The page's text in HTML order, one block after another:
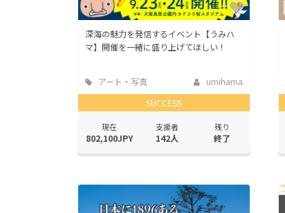
深海の魅力を発信するイベント【うみハ
マ】開催を一緒に盛り上げてほしい！
アート・写真
umihama
SUCCESS
現在
802,100JPY
支援者
142人
残り
終了